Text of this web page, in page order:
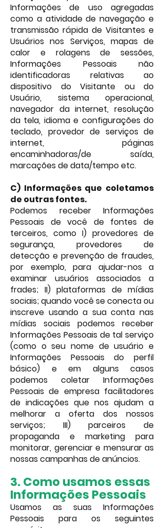
Informações de uso agregadas
como a atividade de navegação e
transmissão rápida de Visitantes e
Usuários nos Serviços, mapas de
calor e rolagens de sessões,
Informações Pessoais não
identificadoras relativas ao
dispositivo do Visitante ou do
Usuário, sistema operacional,
navegador da internet, resolução
da tela, idioma e configurações do
teclado, provedor de serviços de
internet, páginas
encaminhadoras/de saída,
marcações de data/tempo etc.
C) Informações que coletamos
de outras fontes.
Podemos receber Informações
Pessoais de você de fontes de
terceiros, como I) provedores de
segurança, provedores de
detecção e prevenção de fraudes,
por exemplo, para ajudar-nos a
examinar usuários associados a
frades; II) plataformas de mídias
sociais; quando você se conecta ou
inscreve usando a sua conta nas
mídias sociais podemos receber
Informações Pessoais de tal serviço
(como o seu nome de usuário e
Informações Pessoais do perfil
básico) e em alguns casos
podemos coletar Informações
Pessoais de empresa facilitadores
de indicações que nos ajudam a
melhorar a oferta dos nossos
serviços; III) parceiros de
propaganda e marketing para
monitorar, gerenciar e mensurar as
nossas campanhas de anúncios.
3. Como usamos essas
Informações Pessoais
Usamos as suas Informações
Pessoais para os seguintes